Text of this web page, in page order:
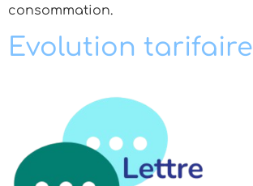
consommation.
Evolution tarifaire